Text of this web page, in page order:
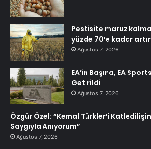
Pestisite maruz
yüzde 70’e kadar
Ağustos 7, 2026
EA’in Başına, EA
Getirildi
Ağustos 7, 2026
Özgür Özel: “Kemal Türkler’i
Saygıyla Anıyorum”
Ağustos 7, 2026